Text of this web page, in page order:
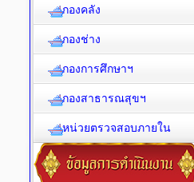
กองคลัง
กองช่าง
กองการศึกษาฯ
กองสาธารณสุขฯ
หน่วยตรวจสอบภายใน